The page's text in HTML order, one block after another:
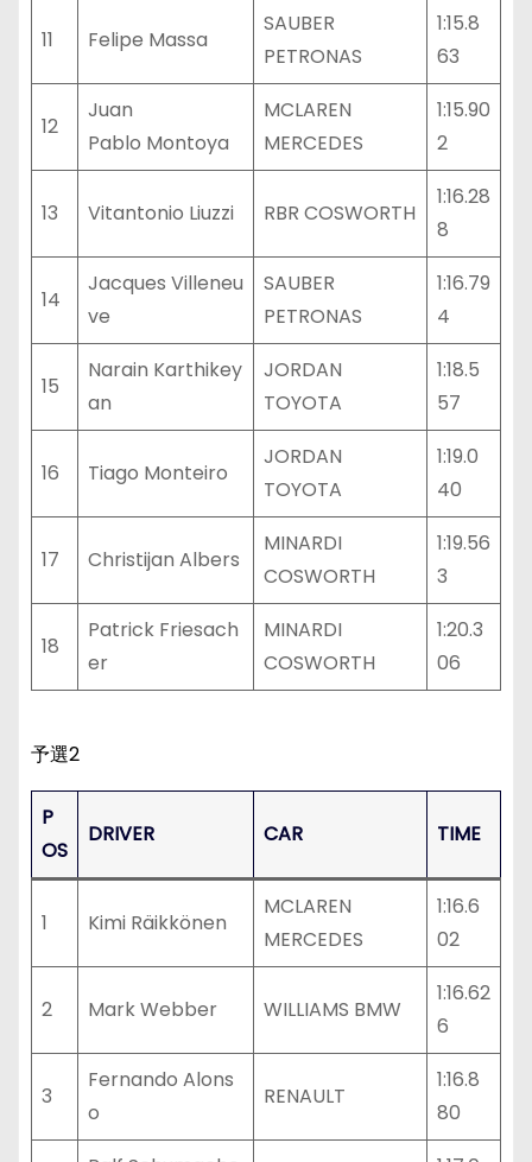
11 Felipe Massa
SAUBER
PETRONAS
1:15.8
63
12
Juan
Pablo Montoya
MCLAREN
MERCEDES
1:15.90
2
13 Vitantonio Liuzzi RBR COSWORTH
1:16.28
8
14
Jacques Villeneu
ve
SAUBER
PETRONAS
1:16.79
4
15
Narain Karthikey
an
JORDAN
TOYOTA
1:18.5
57
16 Tiago Monteiro
JORDAN
TOYOTA
1:19.0
40
17 Christijan Albers
MINARDI
COSWORTH
1:19.56
3
18
Patrick Friesach
er
MINARDI
COSWORTH
1:20.3
06
予選2
P
OS
DRIVER CAR TIME
1 Kimi Räikkönen
MCLAREN
MERCEDES
1:16.6
02
2 Mark Webber WILLIAMS BMW
1:16.62
6
3
Fernando Alons
o
RENAULT
1:16.8
80